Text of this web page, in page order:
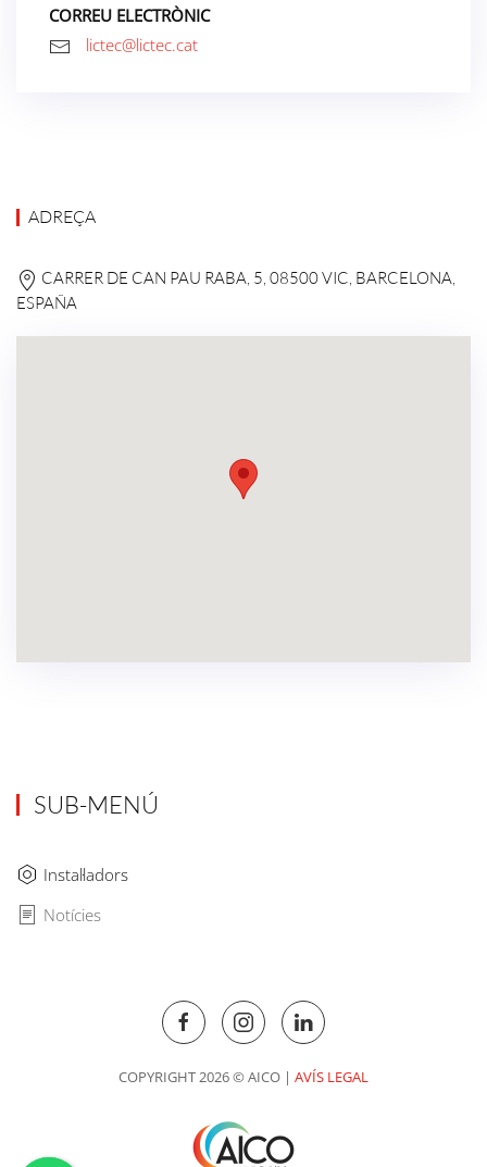
CORREU ELECTRÒNIC
lictec@lictec.cat
ADREÇA
CARRER DE CAN PAU RABA, 5, 08500 VIC, BARCELONA,
ESPAÑA
SUB-MENÚ
Instal·ladors
Notícies
COPYRIGHT 2026 © AICO | AVÍS LEGAL